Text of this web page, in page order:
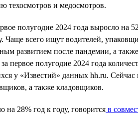
техосмотров и медосмотров.
полугодие 2024 года выросло на
Чаще всего ищут водителей,
развитием после пандемии, а
первое полугодие 2024 года
у «Известий» данных hh.ru.
а также кладовщиков.
на 28% год к году, говорится в